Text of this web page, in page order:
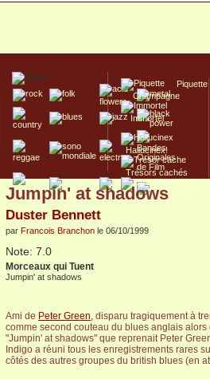
Piquette
Champagne
Immortel
Hallucinex!
Trésors cachés
Culte/Collector
Jumpin' at shadows
Duster Bennett
par Francois Branchon le 06/10/1999
Note: 7.0
Morceaux qui Tuent
Jumpin' at shadows
Ami de Peter Green, disparu tragiquement à
comme second couteau du blues anglais alors
"Jumpin' at shadows" que reprenait Peter
Indigo a réuni tous les enregistrements rares
côtés des autres groupes du british blues (en